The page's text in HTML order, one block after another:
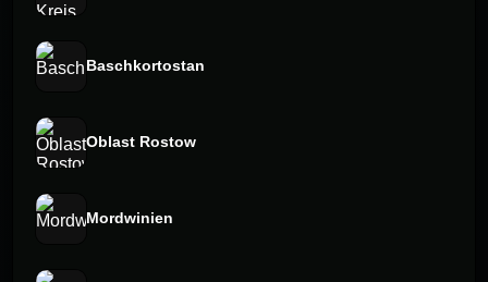
Baschkortostan
Oblast Rostow
Mordwinien